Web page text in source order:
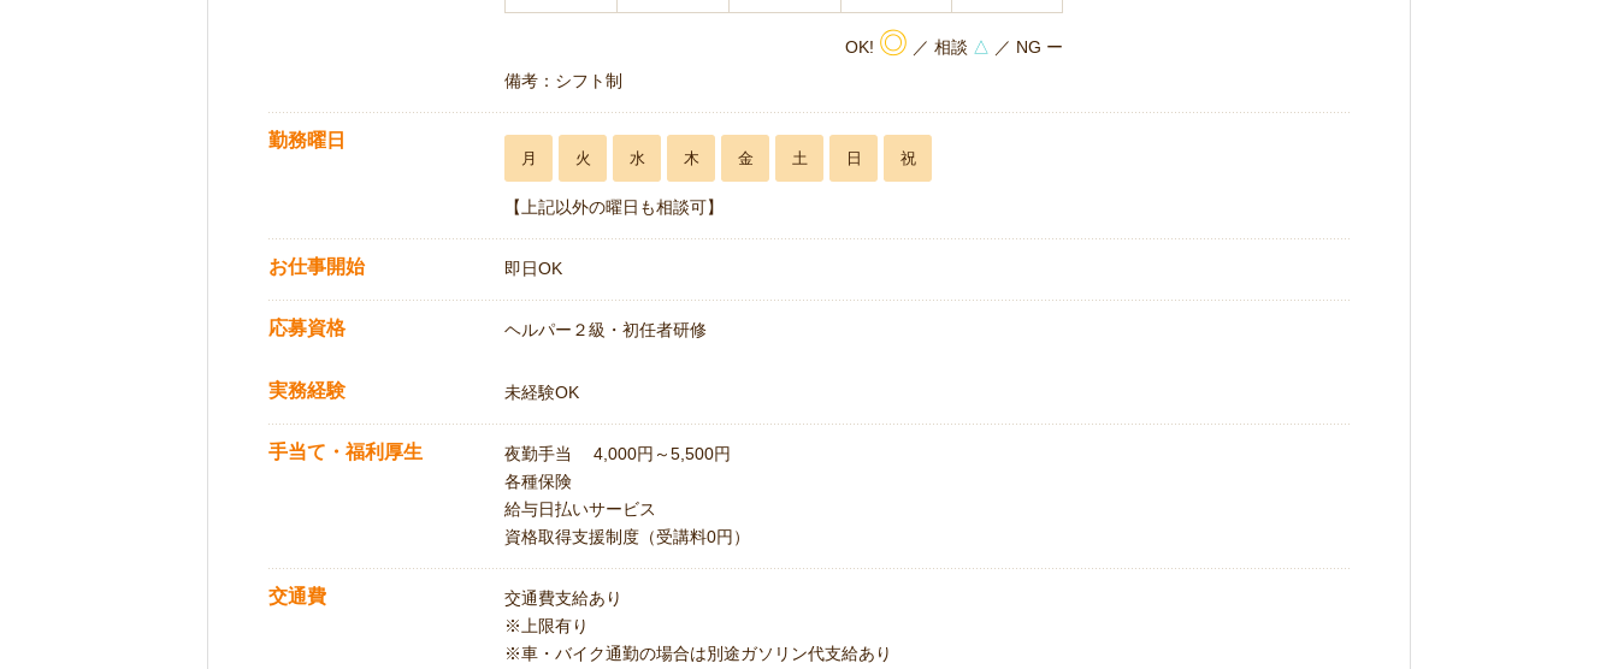
OK! ◎ ／ 相談 △ ／ NG ー
備考：シフト制
勤務曜日
月 火 水 木 金 土 日 祝
【上記以外の曜日も相談可】
お仕事開始 即日OK
応募資格 ヘルパー２級・初任者研修
実務経験 未経験OK
手当て・福利厚生
夜勤手当 4,000円～5,500円
各種保険
給与日払いサービス
資格取得支援制度（受講料0円）
交通費
交通費支給あり
※上限有り
※車・バイク通勤の場合は別途ガソリン代支給あり